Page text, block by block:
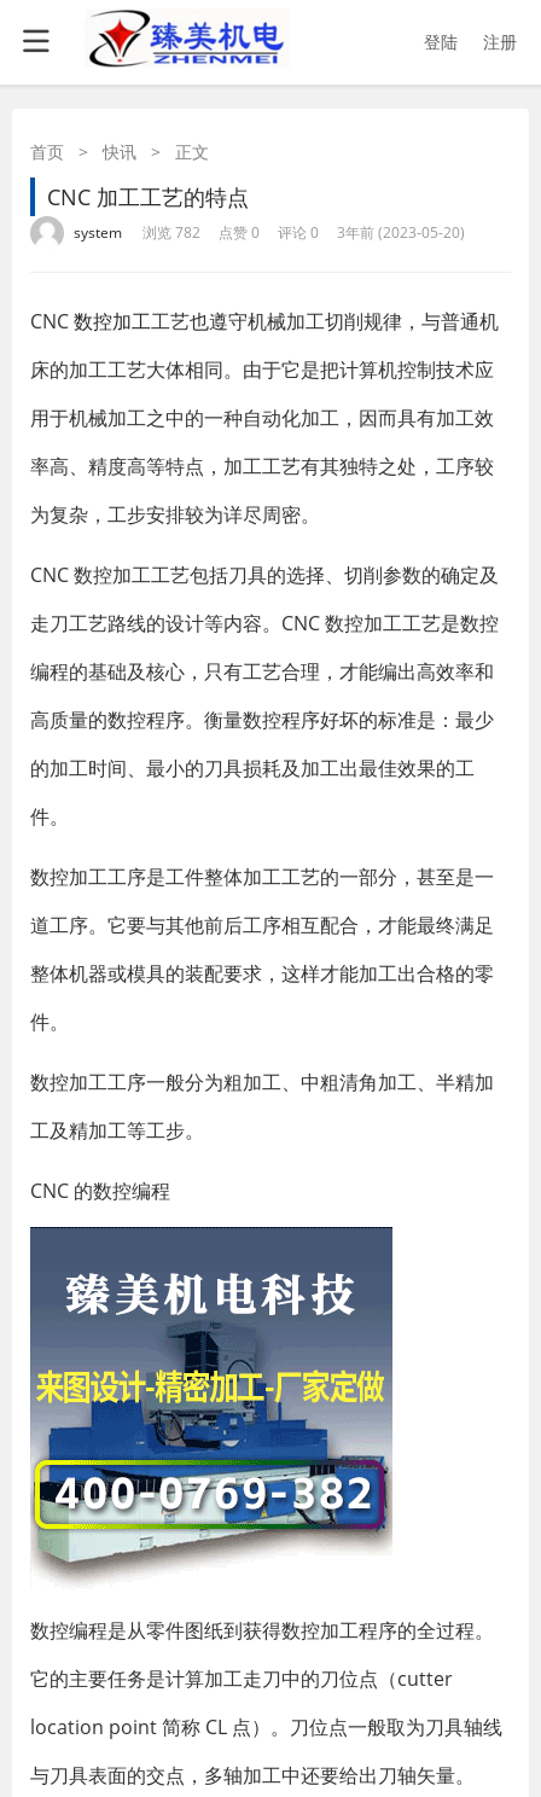
登陆 注册
首页 > 快讯 > 正文
CNC 加工工艺的特点
system 浏览 782 点赞 0 评论 0 3年前 (2023-05-20)
CNC数控加工工艺也遵守机械加工切削规律，与普通机
床的加工工艺大体相同。由于它是把计算机控制技术应
用于机械加工之中的一种自动化加工，因而具有加工效
率高、精度高等特点，加工工艺有其独特之处，工序较
为复杂，工步安排较为详尽周密。
CNC 数控加工工艺包括刀具的选择、切削参数的确定及
走刀工艺路线的设计等内容。CNC 数控加工工艺是数控
编程的基础及核心，只有工艺合理，才能编出高效率和
高质量的数控程序。衡量数控程序好坏的标准是：最少
的加工时间、最小的刀具损耗及加工出最佳效果的工
件。
数控加工工序是工件整体加工工艺的一部分，甚至是一
道工序。它要与其他前后工序相互配合，才能最终满足
整体机器或模具的装配要求，这样才能加工出合格的零
件。
数控加工工序一般分为粗加工、中粗清角加工、半精加
工及精加工等工步。
CNC 的数控编程
数控编程是从零件图纸到获得数控加工程序的全过程。
它的主要任务是计算加工走刀中的刀位点（cutter
location point 简称 CL 点）。刀位点一般取为刀具轴线
与刀具表面的交点，多轴加工中还要给出刀轴矢量。